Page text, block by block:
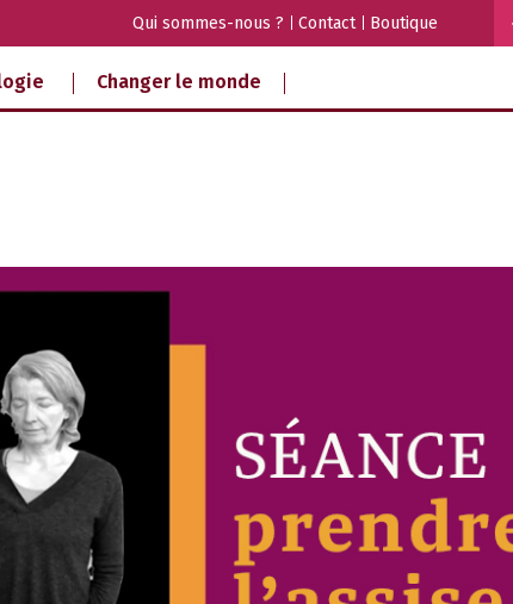
Qui sommes-nous ? Contact Boutique
Changer le monde